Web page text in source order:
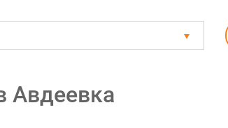
Авдеевка